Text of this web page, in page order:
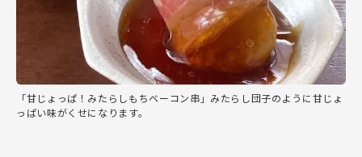
「甘じょっぱ！みたらしもちベーコン串」みたらし団子のように甘じょ
っぱい味がくせになります。